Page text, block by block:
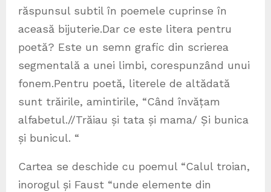
răspunsul subtil în poemele cuprinse în
aceasă bijuterie.Dar ce este litera pentru
poetă? Este un semn grafic din scrierea
segmentală a unei limbi, corespunzând unui
fonem.Pentru poetă, literele de altădată
sunt trăirile, amintirile, “Când învățam
alfabetul.//Trăiau și tata și mama/ Și bunica
și bunicul. “
Cartea se deschide cu poemul “Calul troian,
inorogul și Faust “unde elemente din